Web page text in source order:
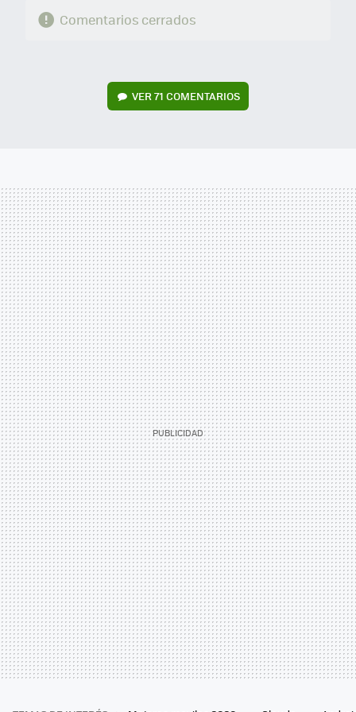
Comentarios cerrados
VER 71 COMENTARIOS